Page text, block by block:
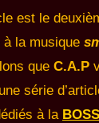
est le
à la musique
que C.A.P
série
à la